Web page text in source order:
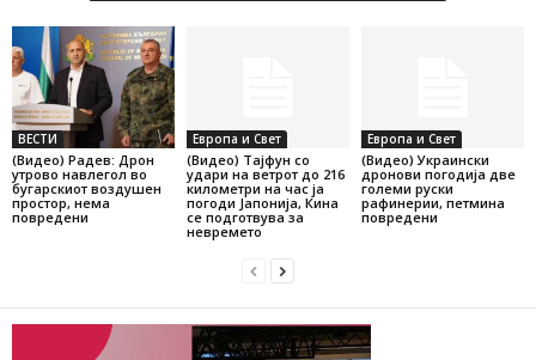
ВЕСТИ
(Видео) Радев: Дрон
утрово навлегол во
бугарскиот воздушен
простор, нема
повредени
Европа и Свет
(Видео) Тајфун со
удари на ветрот до 216
километри на час ја
погоди Јапонија, Кина
се подготвува за
невремето
Европа и Свет
(Видео) Украински
дронови погодија две
големи руски
рафинерии, петмина
повредени